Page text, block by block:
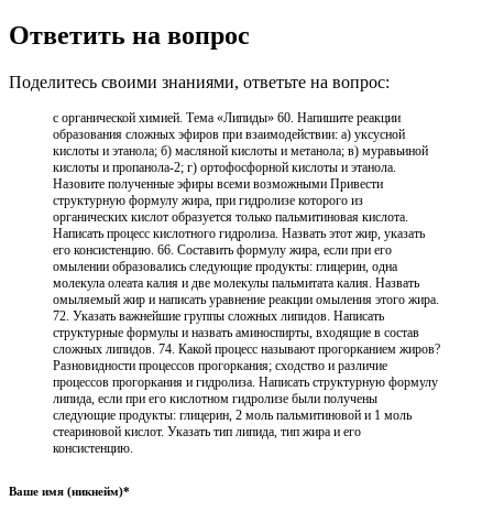
Ответить на вопрос
Поделитесь своими знаниями, ответьте на вопрос:
с органической химией. Тема «Липиды» 60. Напишите реакции
образования сложных эфиров при взаимодействии: а) уксусной
кислоты и этанола; б) масляной кислоты и метанола; в) муравьиной
кислоты и пропанола-2; г) ортофосфорной кислоты и этанола.
Назовите полученные эфиры всеми возможными Привести
структурную формулу жира, при гидролизе которого из
органических кислот образуется только пальмитиновая кислота.
Написать процесс кислотного гидролиза. Назвать этот жир, указать
его консистенцию. 66. Составить формулу жира, если при его
омылении образовались следующие продукты: глицерин, одна
молекула олеата калия и две молекулы пальмитата калия. Назвать
омыляемый жир и написать уравнение реакции омыления этого жира.
72. Указать важнейшие группы сложных липидов. Написать
структурные формулы и назвать аминоспирты, входящие в состав
сложных липидов. 74. Какой процесс называют прогорканием жиров?
Разновидности процессов прогоркания; сходство и различие
процессов прогоркания и гидролиза. Написать структурную формулу
липида, если при его кислотном гидролизе были получены
следующие продукты: глицерин, 2 моль пальмитиновой и 1 моль
стеариновой кислот. Указать тип липида, тип жира и его
консистенцию.
Ваше имя (никнейм)*